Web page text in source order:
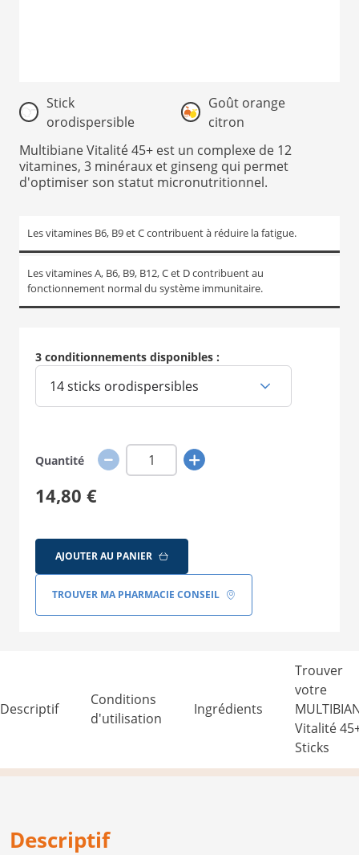
1
1
Stick
orodispersible
Goût orange
citron
Multibiane Vitalité 45+ est un complexe de 12
vitamines, 3 minéraux et ginseng qui permet
d'optimiser son statut micronutritionnel.
Les vitamines B6, B9 et C contribuent à réduire la fatigue.
Les vitamines A, B6, B9, B12, C et D contribuent au
fonctionnement normal du système immunitaire.
3 conditionnements disponibles :
14 sticks orodispersibles
Quantité
14,80 €
AJOUTER AU PANIER
TROUVER MA PHARMACIE CONSEIL
Descriptif
Conditions
d'utilisation
Ingrédients
Trouver
votre
Vitalité
Sticks
Descriptif